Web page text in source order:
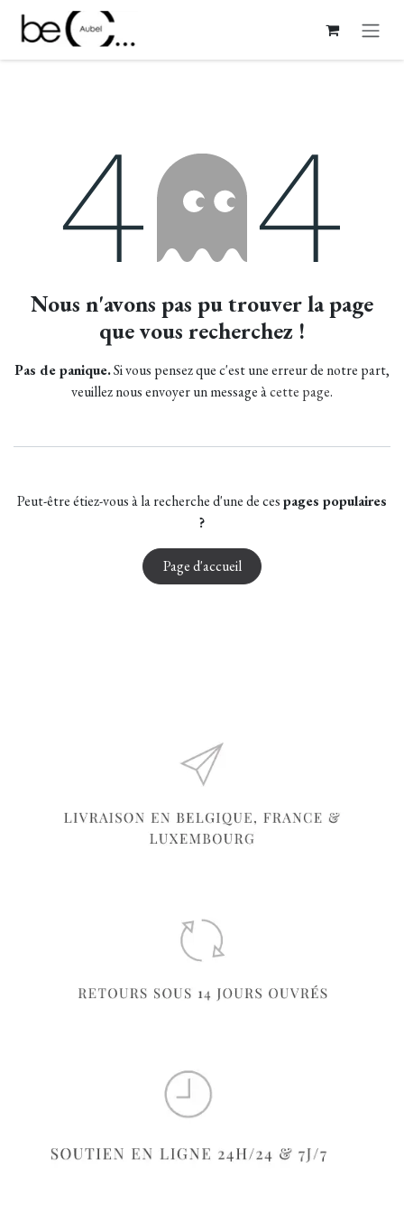
Se rendre au contenu
Erreur 404
Nous n'avons pas pu trouver la page
que vous recherchez !
Pas de panique.Si vous pensez que c'est une erreur de notre part,
veuillez nous envoyer un message àcette page.
Peut-être étiez-vous à la recherche d'une de cespages populaires
?
Page d'accueil